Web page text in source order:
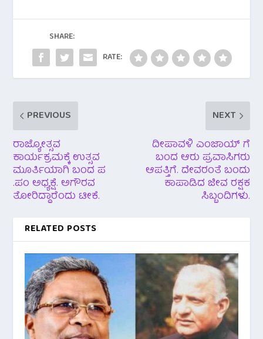
o
o
k
A
p
p
SHARE:
RATE:
PREVIOUS
ರಾಜ್ಯೋತ್ಸವ
ಕಾರ್ಯಕ್ರಮಕ್ಕೆ ಉತ್ಸವ
ಮೂರ್ತಿಯಾಗಿ ಬಂದ ಪ
.ಪಂ ಅಧ್ಯಕ್ಷೆ. ಅಗೌರವ
ತೋರಿದ್ದಾರೆಂದು ಟೀಕೆ.
NEXT
ದೀಪಾವಳಿ ಎಂಜಾಯ್ ಗೆ
ಬಂದ ಆರು ಪ್ರವಾಸಿಗರು
ಆಪತ್ತಿಗೆ. ದೇವರಂತೆ ಬಂದು
ಕಾಪಾಡಿದ ಜೀವ ರಕ್ಷಕ
ಸಿಬ್ಬಂದಿಗಳು.
RELATED POSTS